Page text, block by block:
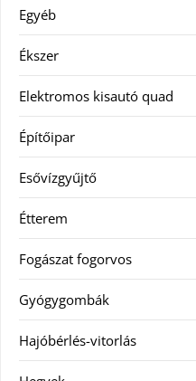
Egyéb
Ékszer
Elektromos kisautó quad
Építőipar
Esővízgyűjtő
Étterem
Fogászat fogorvos
Gyógygombák
Hajóbérlés-vitorlás